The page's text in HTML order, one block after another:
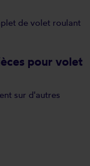
de volet roulant
pour volet
sur d'autres